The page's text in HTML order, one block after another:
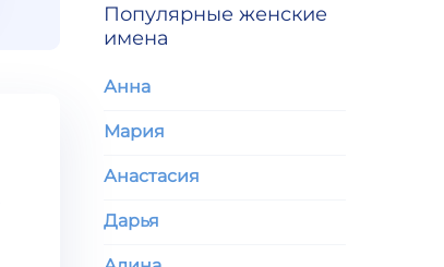
Популярные женские
имена
Анна
Мария
Анастасия
Дарья